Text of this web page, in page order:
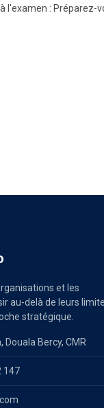
l'examen : Préparez-
et les
au-delà de leurs
stratégique.
Douala Bercy, CMR
147